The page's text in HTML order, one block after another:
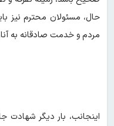
حال، مسئولان محترم نیز
مردم و خدمت صادقانه به
اینجانب، بار دیگر شهادت